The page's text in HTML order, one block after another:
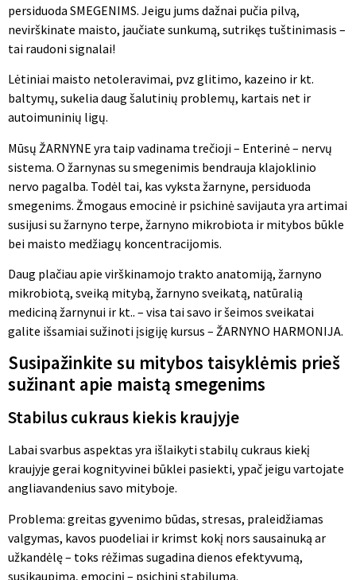
persiduoda SMEGENIMS. Jeigu jums dažnai pučia pilvą,
nevirškinate maisto, jaučiate sunkumą, sutrikęs tuštinimasis –
tai raudoni signalai!
Lėtiniai maisto netoleravimai, pvz glitimo, kazeino ir kt.
baltymų, sukelia daug šalutinių problemų, kartais net ir
autoimuninių ligų.
Mūsų ŽARNYNE yra taip vadinama trečioji – Enterinė – nervų
sistema. O žarnynas su smegenimis bendrauja klajoklinio
nervo pagalba. Todėl tai, kas vyksta žarnyne, persiduoda
smegenims. Žmogaus emocinė ir psichinė savijauta yra artimai
susijusi su žarnyno terpe, žarnyno mikrobiota ir mitybos būkle
bei maisto medžiagų koncentracijomis.
Daug plačiau apie virškinamojo trakto anatomiją, žarnyno
mikrobiotą, sveiką mitybą, žarnyno sveikatą, natūralią
mediciną žarnynui ir kt.. – visa tai savo ir šeimos sveikatai
galite išsamiai sužinoti įsigiję kursus – ŽARNYNO HARMONIJA.
Susipažinkite su mitybos taisyklėmis prieš
sužinant apie maistą smegenims
Stabilus cukraus kiekis kraujyje
Labai svarbus aspektas yra išlaikyti stabilų cukraus kiekį
kraujyje gerai kognityvinei būklei pasiekti, ypač jeigu vartojate
angliavandenius savo mityboje.
Problema: greitas gyvenimo būdas, stresas, praleidžiamas
valgymas, kavos puodeliai ir krimst kokį nors sausainuką ar
užkandėlę – toks rėžimas sugadina dienos efektyvumą,
susikaupimą, emocinį – psichinį stabilumą.